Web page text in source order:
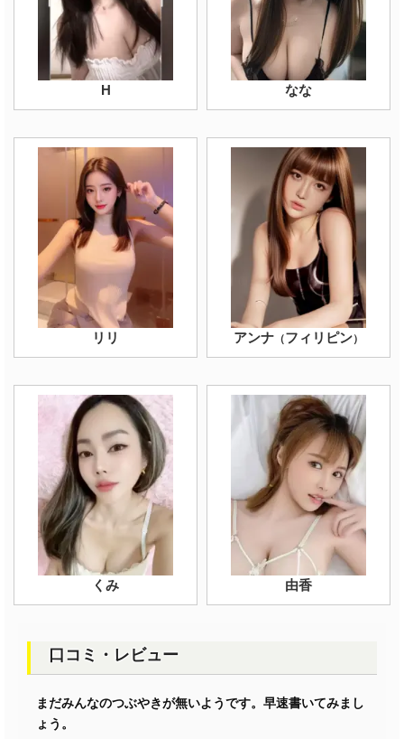
H なな
リリ アンナ （フィリピン）
くみ 由香
口コミ・レビュー
まだみんなのつぶやきが無いようです。早速書いてみまし
ょう。